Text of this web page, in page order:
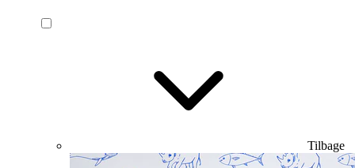
Tilbage